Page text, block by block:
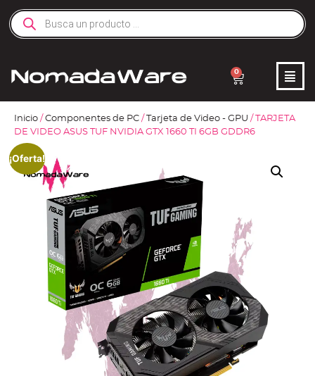
0
Inicio / Componentes de PC / Tarjeta de Video - GPU / TARJETA
DE VIDEO ASUS TUF NVIDIA GTX 1660 TI 6GB GDDR6
¡Oferta!